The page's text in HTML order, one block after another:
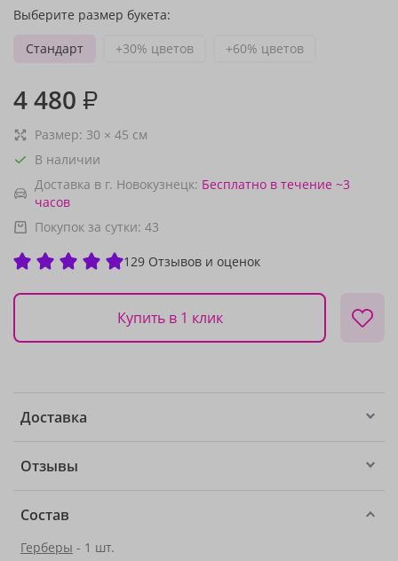
Выберите размер букета:
Стандарт
+30% цветов +60% цветов
4 480 ₽
Размер: 30 × 45 см
В наличии
Доставка в г. Новокузнецк: Бесплатно в течение ~3
часов
Покупок за сутки: 43
129 Отзывов и оценок
Купить в 1 клик
Доставка
Отзывы
Состав
Герберы - 1 шт.